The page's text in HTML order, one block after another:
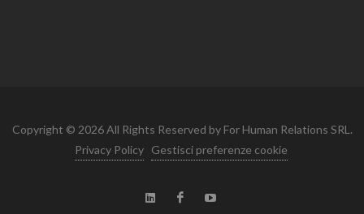
Copyright © 2026 All Rights Reserved by For Human Relations SRL.
Privacy Policy
Gestisci preferenze cookie